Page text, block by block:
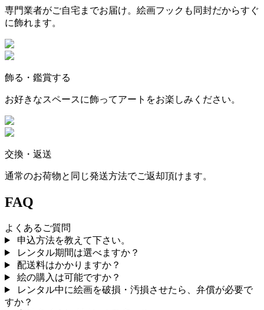
専門業者がご自宅までお届け。絵画フックも同封だからすぐ
に飾れます。
飾る・鑑賞する
お好きなスペースに飾ってアートをお楽しみください。
交換・返送
通常のお荷物と同じ発送方法でご返却頂けます。
FAQ
よくあるご質問
申込方法を教えて下さい。
レンタル期間は選べますか？
配送料はかかりますか？
絵の購入は可能ですか？
レンタル中に絵画を破損・汚損させたら、弁償が必要で
すか？